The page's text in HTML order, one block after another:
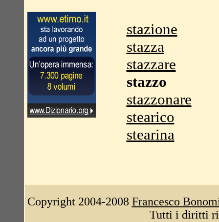
stazione
stazza
stazzare
stazzo
stazzonare
stearico
stearina
Copyright 2004-2008 Francesco
Tutti i diritti